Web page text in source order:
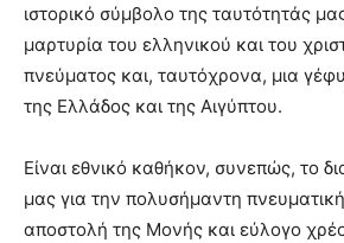
ιστορικό σύμβολο της ταυτότητάς
μαρτυρία του ελληνικού και του
πνεύματος και, ταυτόχρονα, μια
της Ελλάδος και της Αιγύπτου.
Είναι εθνικό καθήκον, συνεπώς, το
μας για την πολυσήμαντη πνευματική
αποστολή της Μονής και εύλογο